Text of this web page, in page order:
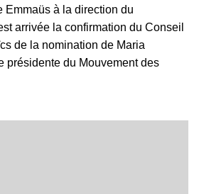
Emmaüs à la direction du
arrivée la confirmation du Conseil
de la nomination de Maria
présidente du Mouvement des